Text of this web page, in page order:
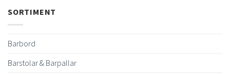
SORTIMENT
Barbord
Barstolar & Barpallar